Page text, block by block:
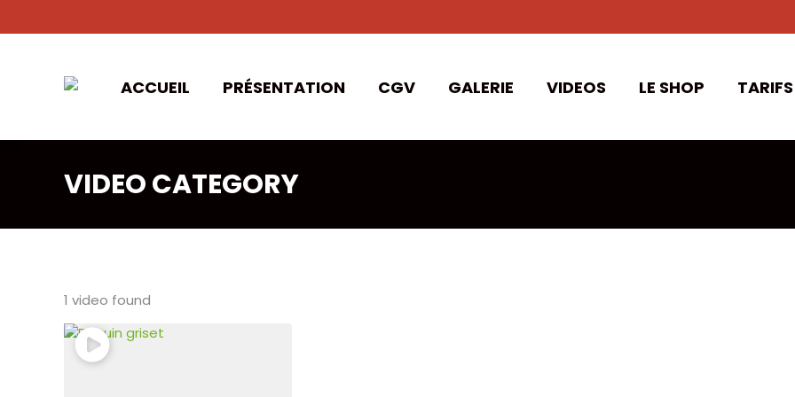
ACCUEIL PRÉSENTATION CGV GALERIE VIDEOS LE SHOP TARIFS
VIDEO CATEGORY
1 video found